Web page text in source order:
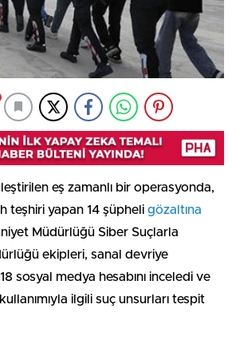
eş zamanlı bir operasyonda,
teşhiri yapan 14 şüpheli gözaltına
Müdürlüğü Siber Suçlarla
ekipleri, sanal devriye
sosyal medya hesabını inceledi ve
ilgili suç unsurları tespit